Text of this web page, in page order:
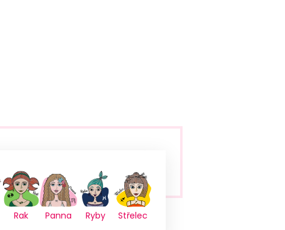
Rak Panna Ryby Střelec